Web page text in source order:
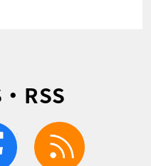
RSS
facebook